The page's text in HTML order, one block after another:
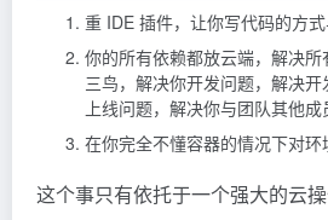
重 IDE 插件，让你写代码的方式
你的所有依赖都放云端，解决
三鸟，解决你开发问题，解决
上线问题，解决你与团队其他成
在你完全不懂容器的情况下对环
这个事只有依托于一个强大的云